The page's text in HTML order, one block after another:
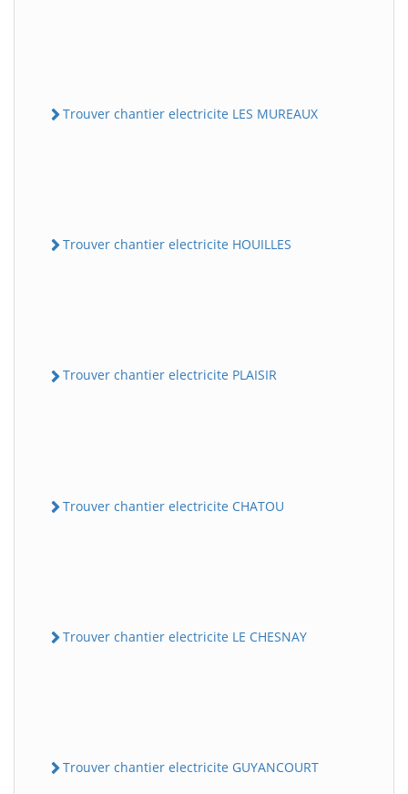
Trouver chantier electricite LES MUREAUX
Trouver chantier electricite HOUILLES
Trouver chantier electricite PLAISIR
Trouver chantier electricite CHATOU
Trouver chantier electricite LE CHESNAY
Trouver chantier electricite GUYANCOURT